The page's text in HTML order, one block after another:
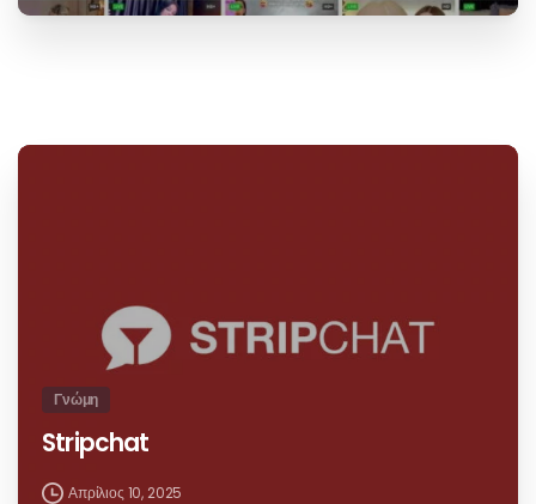
Γνώμη
Stripchat
Απρίλιος 10, 2025